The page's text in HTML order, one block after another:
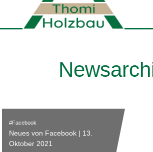
Facebook
Neues von Facebook | 13.
Oktober 2021